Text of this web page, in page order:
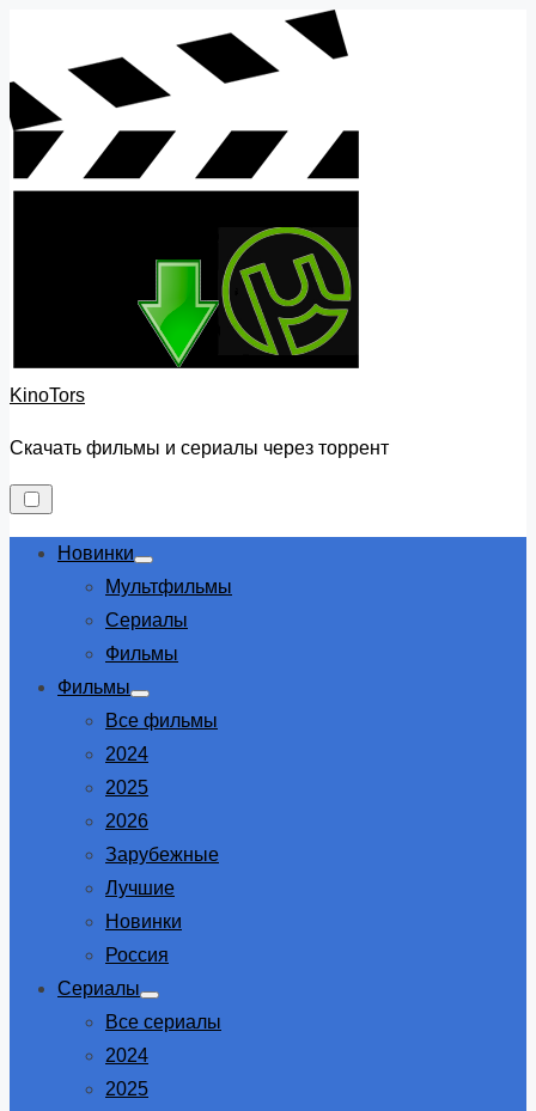
content
KinoTors
Скачать фильмы и сериалы через торрент
Новинки
Show
sub
Мультфильмы
Сериалы
Фильмы
Фильмы
Show
sub
Все фильмы
2024
2025
2026
Зарубежные
Лучшие
Новинки
Россия
Сериалы
Show
sub
Все сериалы
2024
2025